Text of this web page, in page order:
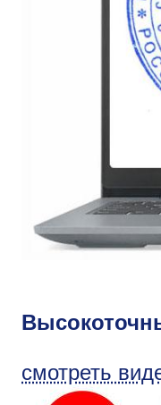
смотреть